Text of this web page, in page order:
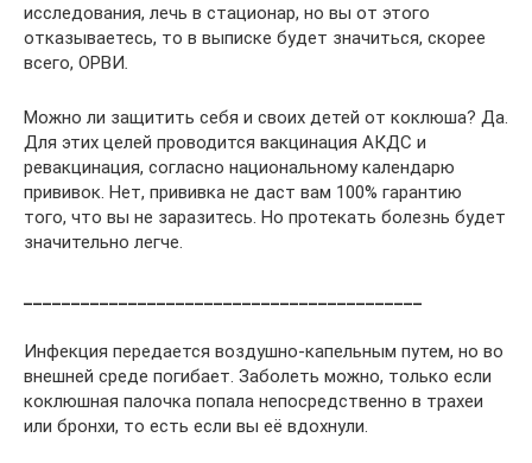
исследования, лечь в стационар, но вы от этого
отказываетесь, то в выписке будет значиться, скорее
всего, ОРВИ
Можно ли защитить себя и своих детей от коклюша? Да.
Для этих целей проводится вакцинация АКДС и
ревакцинация, согласно национальному календарю
прививок. Нет, прививка не даст вам 100% гарантию
того, что вы не заразитесь. Но протекать болезнь будет
значительно легче.
Инфекция передается воздушно-капельным путем, но во
внешней среде погибает. Заболеть можно, только если
коклюшная палочка попала непосредственно в трахеи
или бронхи, то есть если вы её вдохнули.